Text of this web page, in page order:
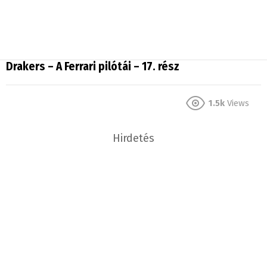
Drakers – A Ferrari pilótái – 17. rész
1.5k Views
Hirdetés